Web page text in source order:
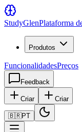
StudyGlenPlataforma
Produtos
FuncionalidadesPreços
Feedback
Criar Criar
🇧🇷PT